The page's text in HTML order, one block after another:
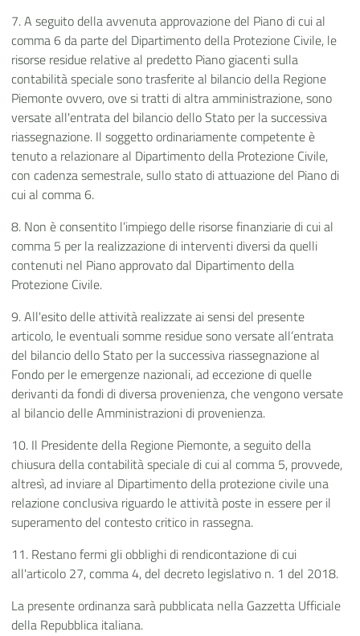
7. A seguito della avvenuta approvazione del Piano di cui al
comma 6 da parte del Dipartimento della Protezione Civile, le
risorse residue relative al predetto Piano giacenti sulla
contabilità speciale sono trasferite al bilancio della Regione
Piemonte ovvero, ove si tratti di altra amministrazione, sono
versate all'entrata del bilancio dello Stato per la successiva
riassegnazione. Il soggetto ordinariamente competente è
tenuto a relazionare al Dipartimento della Protezione Civile,
con cadenza semestrale, sullo stato di attuazione del Piano di
cui al comma 6.
8. Non è consentito l’impiego delle risorse finanziarie di cui al
comma 5 per la realizzazione di interventi diversi da quelli
contenuti nel Piano approvato dal Dipartimento della
Protezione Civile.
9. All'esito delle attività realizzate ai sensi del presente
articolo, le eventuali somme residue sono versate all’entrata
del bilancio dello Stato per la successiva riassegnazione al
Fondo per le emergenze nazionali, ad eccezione di quelle
derivanti da fondi di diversa provenienza, che vengono versate
al bilancio delle Amministrazioni di provenienza.
10. Il Presidente della Regione Piemonte, a seguito della
chiusura della contabilità speciale di cui al comma 5, provvede,
altresì, ad inviare al Dipartimento della protezione civile una
relazione conclusiva riguardo le attività poste in essere per il
superamento del contesto critico in rassegna.
11. Restano fermi gli obblighi di rendicontazione di cui
all'articolo 27, comma 4, del decreto legislativo n. 1 del 2018.
La presente ordinanza sarà pubblicata nella Gazzetta Ufficiale
della Repubblica italiana.